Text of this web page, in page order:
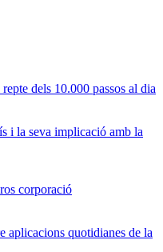
dels 10.000 passos al dia
i la seva implicació amb la
corporació
aplicacions quotidianes de la